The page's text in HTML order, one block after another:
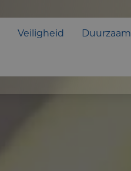
Veiligheid Duurzaam